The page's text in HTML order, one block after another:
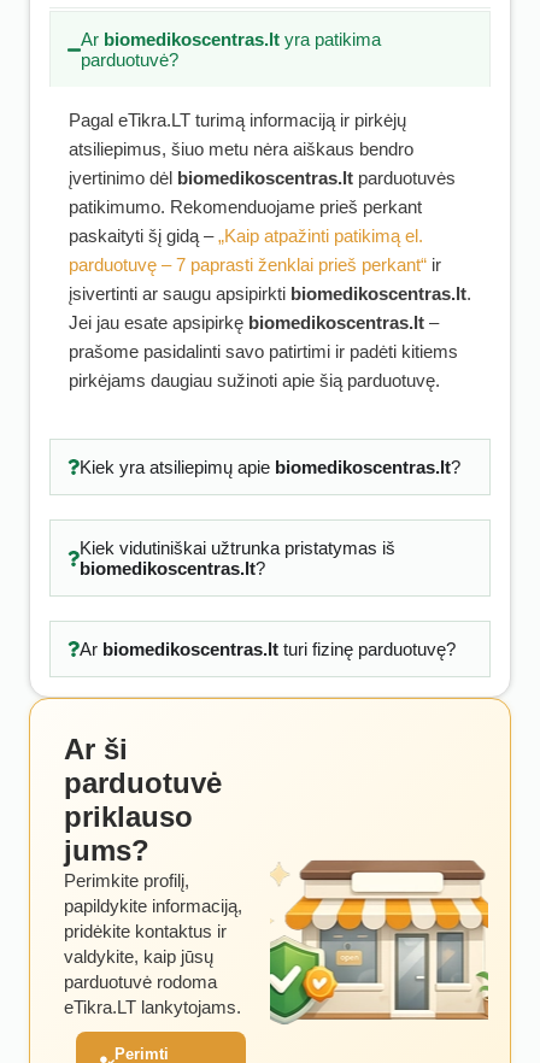
Ar biomedikoscentras.lt yra patikima
parduotuvė?
Pagal eTikra.LT turimą informaciją ir pirkėjų
atsiliepimus, šiuo metu nėra aiškaus bendro
įvertinimo dėl biomedikoscentras.lt parduotuvės
patikimumo. Rekomenduojame prieš perkant
paskaityti šį gidą –„Kaip atpažinti patikimą el.
parduotuvę – 7 paprasti ženklai prieš perkant“ ir
įsivertinti ar saugu apsipirkti biomedikoscentras.lt.
Jei jau esate apsipirkę biomedikoscentras.lt –
prašome pasidalinti savo patirtimi ir padėti kitiems
pirkėjams daugiau sužinoti apie šią parduotuvę.
Kiek yra atsiliepimų apie biomedikoscentras.lt?
Kiek vidutiniškai užtrunka pristatymas iš
biomedikoscentras.lt?
Ar biomedikoscentras.ltturi fizinę parduotuvę?
Ar ši
parduotuvė
priklauso
jums?
Perimkite profilį,
papildykite informaciją,
pridėkite kontaktus ir
valdykite, kaip jūsų
parduotuvė rodoma
eTikra.LT lankytojams.
Perimti